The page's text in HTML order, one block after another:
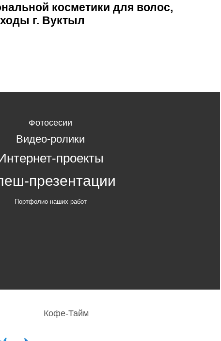
косметики для волос,
г. Вуктыл
Фотосесии
Видео-ролики
проекты
презентации
Портфолио наших работ
Кофе-Тайм